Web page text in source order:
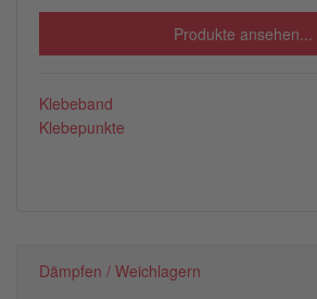
Produkte ansehen...
Klebeband
Klebepunkte
Dämpfen / Weichlagern